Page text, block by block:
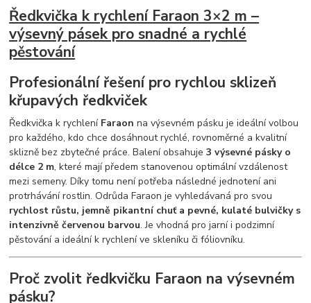
Ředkvička k rychlení Faraon 3×2 m –
výsevný pásek pro snadné a rychlé
pěstování
Profesionální řešení pro rychlou sklizeň
křupavých ředkviček
Ředkvička k rychlení Faraon na výsevném pásku je ideální volbou
pro každého, kdo chce dosáhnout rychlé, rovnoměrné a kvalitní
sklizně bez zbytečné práce. Balení obsahuje3 výsevné pásky o
délce 2 m, které mají předem stanovenou optimální vzdálenost
mezi semeny. Díky tomu není potřeba následné jednotení ani
protrhávání rostlin. Odrůda Faraon je vyhledávaná pro svou
rychlost růstu, jemně pikantní chuť a pevné, kulaté bulvičky s
intenzivně červenou barvou. Je vhodná pro jarní i podzimní
pěstování a ideální k rychlení ve skleníku či fóliovníku.
Proč zvolit ředkvičku Faraon na výsevném
pásku?